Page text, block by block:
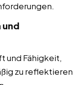
und
und Fähigkeit,
zu reflektieren